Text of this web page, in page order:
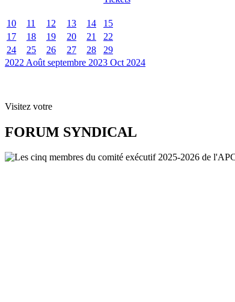
10 11 12 13 14 15
17
18 19 20 21 22
24
25 26 27 28 29
2022Aoûtseptembre 2023 Oct2024
Visitez votre
FORUM SYNDICAL